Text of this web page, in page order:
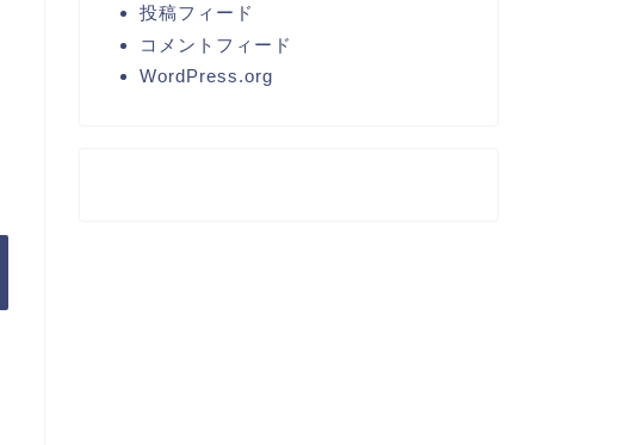
投稿フィード
コメントフィード
WordPress.org